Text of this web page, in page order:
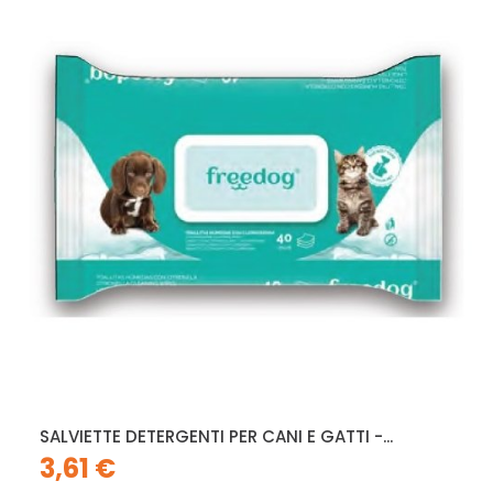
SALVIETTE DETERGENTI PER CANI E GATTI -...
3,61 €